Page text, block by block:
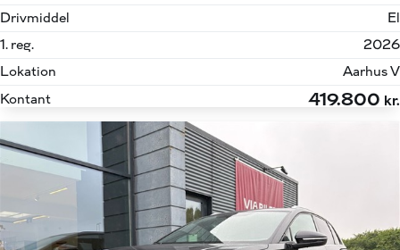
Drivmiddel
El
1. reg.
2026
Lokation
Aarhus V
Kontant
419.800 kr.